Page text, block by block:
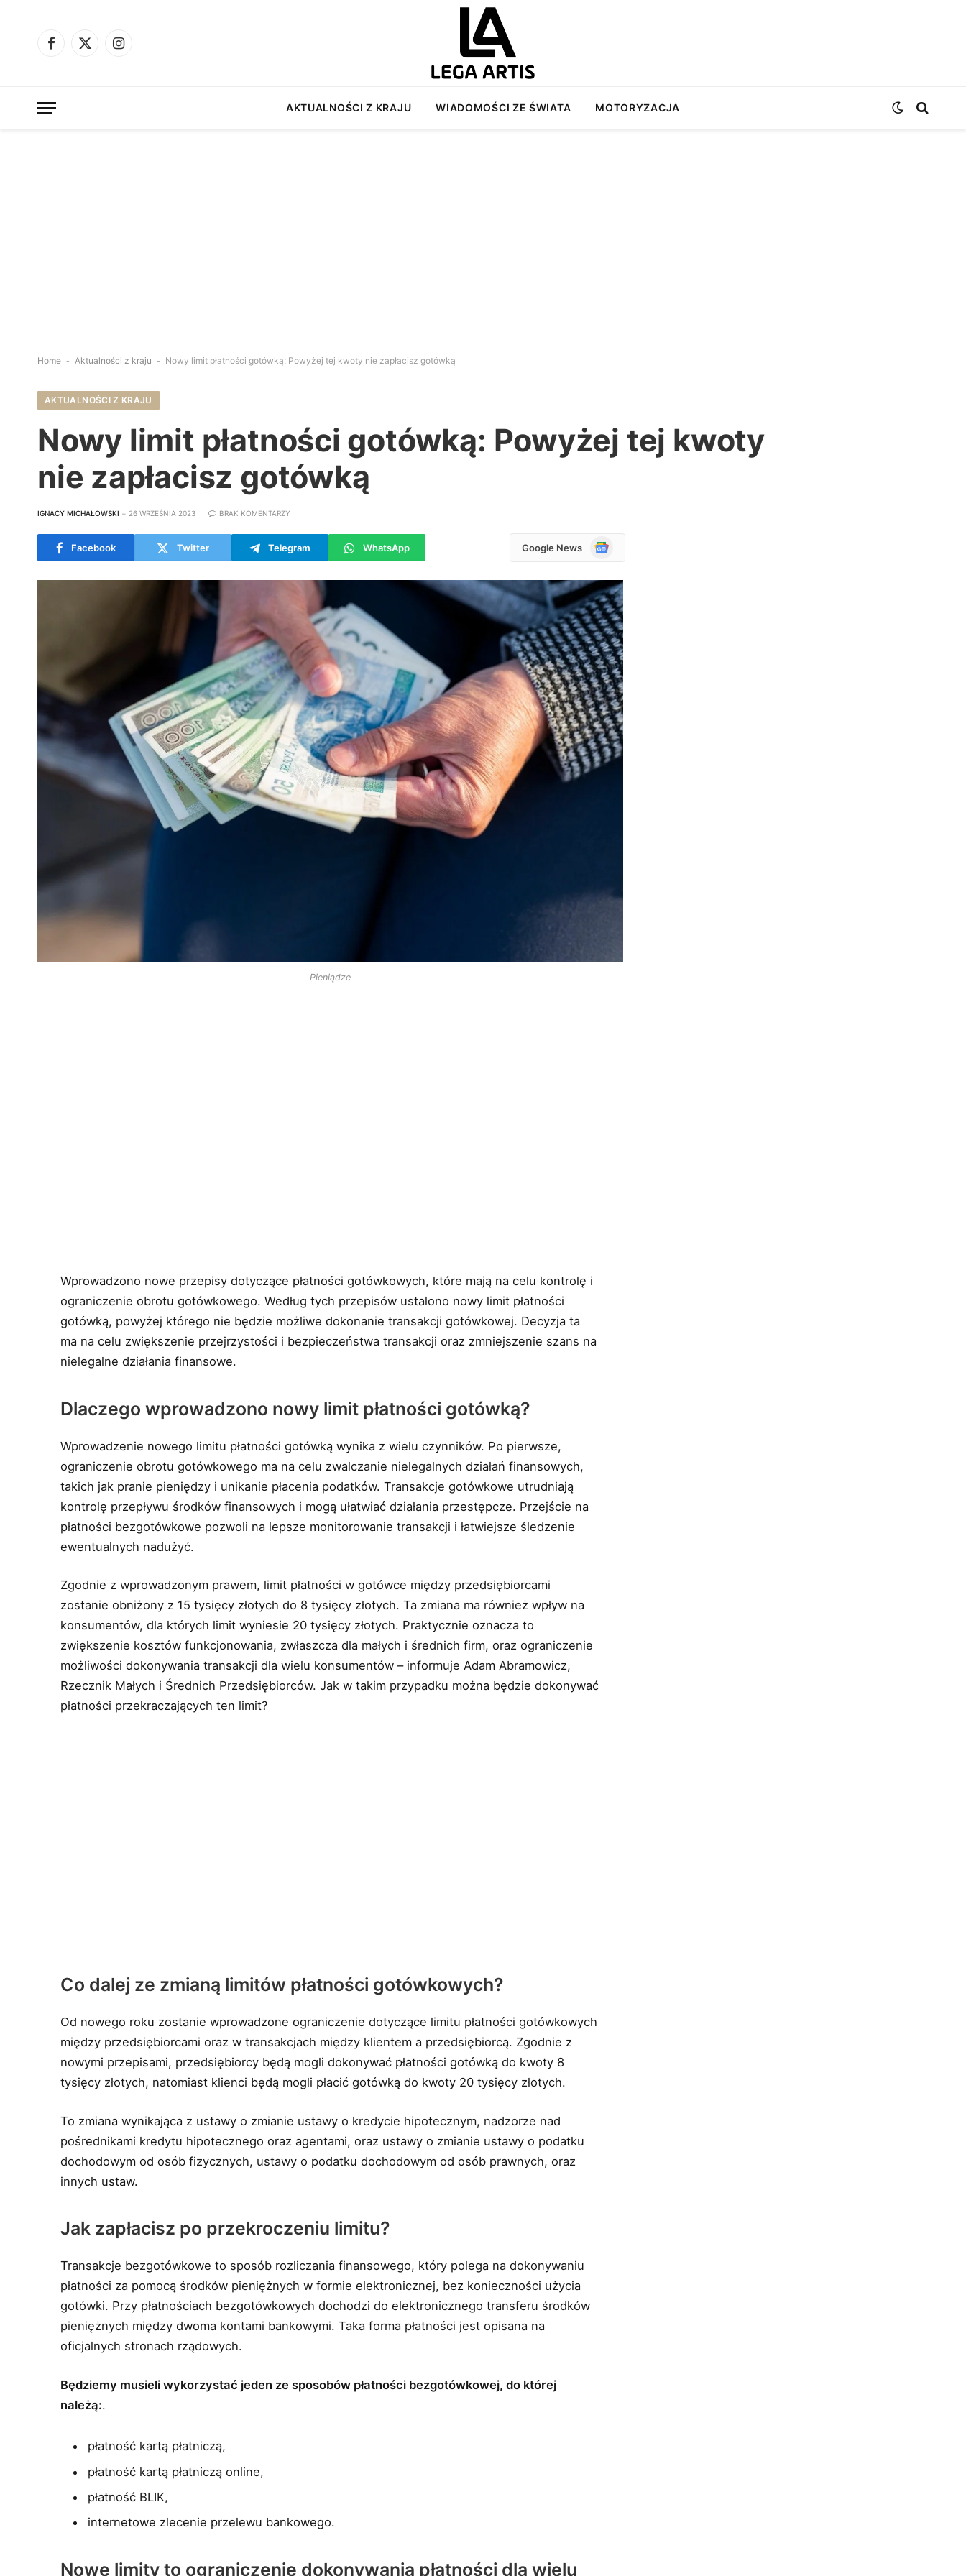
Facebook
X
Instagram
AKTUALNOŚCI Z KRAJU WIADOMOŚCI ZE ŚWIATA MOTORYZACJA
Home - Aktualności z kraju - Nowy limit płatności gotówką: Powyżej tej kwoty nie zapłacisz gotówką
AKTUALNOŚCI Z KRAJU
Nowy limit płatności gotówką: Powyżej tej kwoty
nie zapłacisz gotówką
IGNACY MICHAŁOWSKI 26 WRZEŚNIA 2023 BRAK KOMENTARZY
Facebook Twitter Telegram WhatsApp Google News
Google
Pieniądze
Wprowadzono nowe przepisy dotyczące płatności gotówkowych, które mają na celu kontrolę i
ograniczenie obrotu gotówkowego. Według tych przepisów ustalono nowy limit płatności
gotówką, powyżej którego nie będzie możliwe dokonanie transakcji gotówkowej. Decyzja ta
ma na celu zwiększenie przejrzystości i bezpieczeństwa transakcji oraz zmniejszenie szans na
nielegalne działania finansowe.
Dlaczego wprowadzono nowy limit płatności gotówką?
Wprowadzenie nowego limitu płatności gotówką wynika z wielu czynników. Po pierwsze,
ograniczenie obrotu gotówkowego ma na celu zwalczanie nielegalnych działań finansowych,
takich jak pranie pieniędzy i unikanie płacenia podatków. Transakcje gotówkowe utrudniają
kontrolę przepływu środków finansowych i mogą ułatwiać działania przestępcze. Przejście na
płatności bezgotówkowe pozwoli na lepsze monitorowanie transakcji i łatwiejsze śledzenie
ewentualnych nadużyć.
Zgodnie z wprowadzonym prawem, limit płatności w gotówce między przedsiębiorcami
zostanie obniżony z 15 tysięcy złotych do 8 tysięcy złotych. Ta zmiana ma również wpływ na
konsumentów, dla których limit wyniesie 20 tysięcy złotych. Praktycznie oznacza to
zwiększenie kosztów funkcjonowania, zwłaszcza dla małych i średnich firm, oraz ograniczenie
możliwości dokonywania transakcji dla wielu konsumentów – informuje Adam Abramowicz,
Rzecznik Małych i Średnich Przedsiębiorców. Jak w takim przypadku można będzie dokonywać
płatności przekraczających ten limit?
Co dalej ze zmianą limitów płatności gotówkowych?
Od nowego roku zostanie wprowadzone ograniczenie dotyczące limitu płatności gotówkowych
między przedsiębiorcami oraz w transakcjach między klientem a przedsiębiorcą. Zgodnie z
nowymi przepisami, przedsiębiorcy będą mogli dokonywać płatności gotówką do kwoty 8
tysięcy złotych, natomiast klienci będą mogli płacić gotówką do kwoty 20 tysięcy złotych.
To zmiana wynikająca z ustawy o zmianie ustawy o kredycie hipotecznym, nadzorze nad
pośrednikami kredytu hipotecznego oraz agentami, oraz ustawy o zmianie ustawy o podatku
dochodowym od osób fizycznych, ustawy o podatku dochodowym od osób prawnych, oraz
innych ustaw.
Jak zapłacisz po przekroczeniu limitu?
Transakcje bezgotówkowe to sposób rozliczania finansowego, który polega na dokonywaniu
płatności za pomocą środków pieniężnych w formie elektronicznej, bez konieczności użycia
gotówki. Przy płatnościach bezgotówkowych dochodzi do elektronicznego transferu środków
pieniężnych między dwoma kontami bankowymi. Taka forma płatności jest opisana na
oficjalnych stronach rządowych.
Będziemy musieli wykorzystać jeden ze sposobów płatności bezgotówkowej, do której
należą:.
płatność kartą płatniczą,
płatność kartą płatniczą online,
płatność BLIK,
internetowe zlecenie przelewu bankowego.
Nowe limity to ograniczenie dokonywania płatności dla wielu